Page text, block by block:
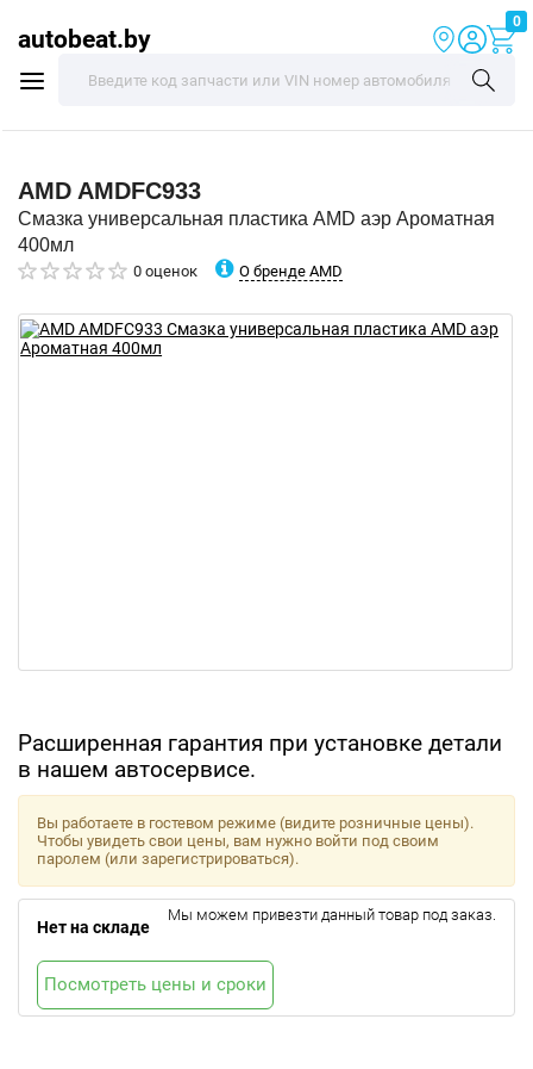
autobeat.by
0
AMD AMDFC933
Смазка универсальная пластика AMD аэр Ароматная
400мл
0 оценок О бренде AMD
Расширенная гарантия при установке детали
в нашем автосервисе.
Вы работаете в гостевом режиме (видите розничные цены).
Чтобы увидеть свои цены, вам нужно войти под своим
паролем (или зарегистрироваться).
Нет на складе
Мы можем привезти данный товар под заказ.
Посмотреть цены и сроки